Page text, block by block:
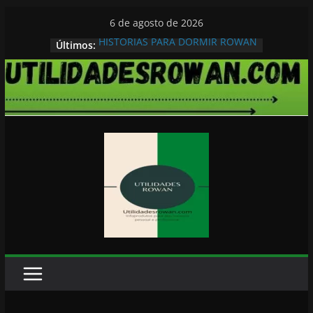
conteúdo
6 de agosto de 2026
Últimos: HISTORIAS PARA DORMIR ROWAN